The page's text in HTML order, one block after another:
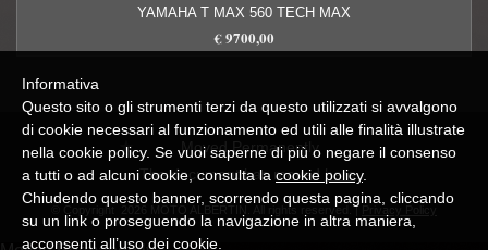
YAMAHA T MAX 560 TECH MAX
€ 9700,00
Moved Permanently
The document has moved here.
© Copyright 2026 MOTO ALBERTIN. All rights reserved. | Privacy Policy
Informativa
Questo sito o gli strumenti terzi da questo utilizzati si avvalgono
di cookie necessari al funzionamento ed utili alle finalità illustrate
nella cookie policy. Se vuoi saperne di più o negare il consenso
a tutti o ad alcuni cookie, consulta la cookie policy.
Chiudendo questo banner, scorrendo questa pagina, cliccando
su un link o proseguendo la navigazione in altra maniera,
acconsenti all’uso dei cookie.